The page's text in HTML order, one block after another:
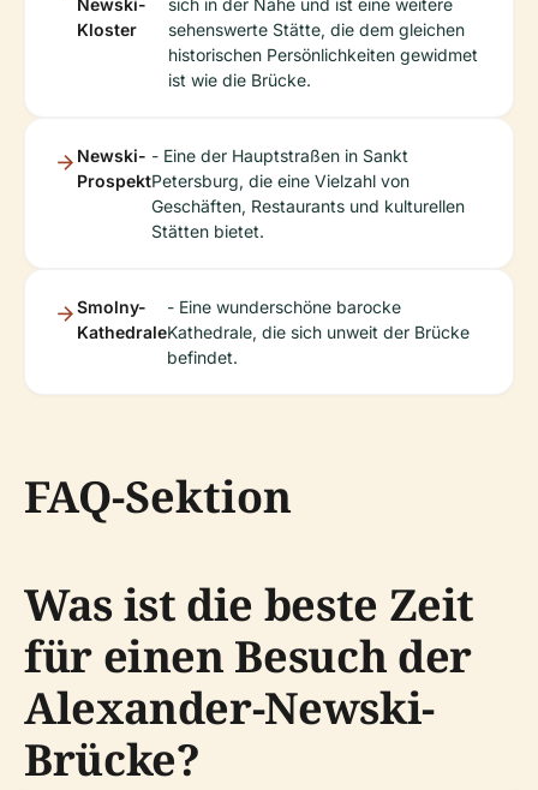
Kloster
sehenswerte Stätte, die dem gleichen
historischen Persönlichkeiten gewidmet
ist wie die Brücke.
Newski-
Prospekt
- Eine der Hauptstraßen in Sankt
Petersburg, die eine Vielzahl von
Geschäften, Restaurants und kulturellen
Stätten bietet.
Smolny-
Kathedrale
- Eine wunderschöne barocke
Kathedrale, die sich unweit der Brücke
befindet.
FAQ-Sektion
Was ist die beste Zeit
für einen Besuch der
Alexander-Newski-
Brücke?